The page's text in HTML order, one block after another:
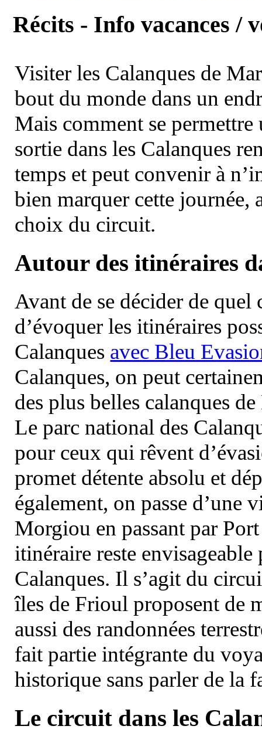
Récits - Info vacances /
Visiter les Calanques de
bout du monde dans un
Mais comment se permettre
sortie dans les Calanques
temps et peut convenir à
bien marquer cette journée,
choix du circuit.
Autour des itinéraires
Avant de se décider de
d’évoquer les itinéraires
Calanques avec Bleu
Calanques, on peut
des plus belles calanques
Le parc national des
pour ceux qui rêvent
promet détente absolu et
également, on passe d’une
Morgiou en passant par
itinéraire reste
Calanques. Il s’agit du
îles de Frioul proposent de
aussi des randonnées
fait partie intégrante du
historique sans parler de la
Le circuit dans les